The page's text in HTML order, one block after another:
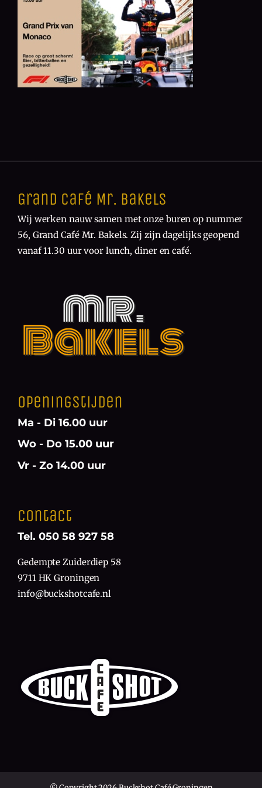
Grand Café Mr. Bakels
Wij werken nauw samen met onze buren op nummer
56, Grand Café Mr. Bakels. Zij zijn dagelijks geopend
vanaf 11.30 uur voor lunch, diner en café.
Openingstijden
Ma - Di 16.00 uur
Wo - Do 15.00 uur
Vr - Zo 14.00 uur
Contact
Tel. 050 58 927 58
Gedempte Zuiderdiep 58
9711 HK Groningen
info@buckshotcafe.nl